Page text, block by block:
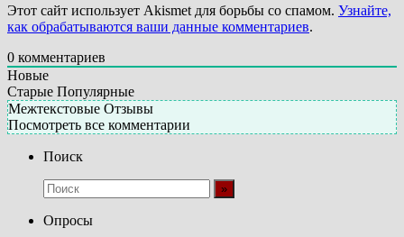
Этот сайт использует Akismet для борьбы со спамом. Узнайте,
как обрабатываются ваши данные комментариев.
0 комментариев
Новые
Старые Популярные
Межтекстовые Отзывы
Посмотреть все комментарии
Поиск
Опросы